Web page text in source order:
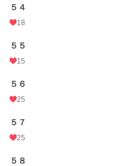
５４
18
５５
15
５６
25
５７
25
５８